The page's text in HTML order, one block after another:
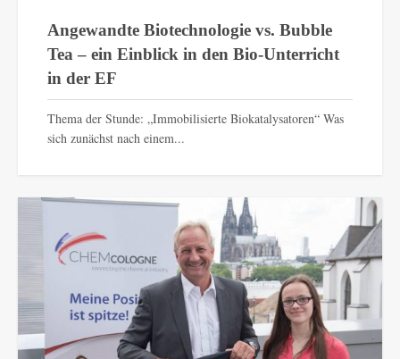
Angewandte Biotechnologie vs. Bubble
Tea – ein Einblick in den Bio-Unterricht
in der EF
Thema der Stunde: „Immobilisierte Biokatalysatoren“ Was
sich zunächst nach einem...